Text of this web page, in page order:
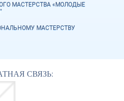
МАСТЕРСТВА «МОЛОДЫЕ
МАСТЕРСТВУ
СВЯЗЬ: